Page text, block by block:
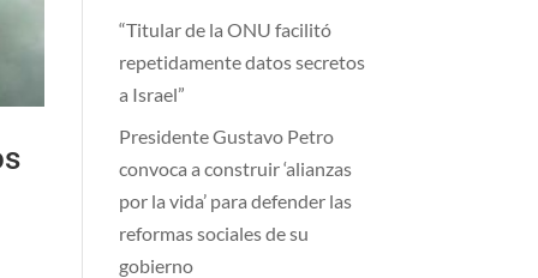
“Titular de la ONU facilitó
repetidamente datos secretos
a Israel”
Presidente Gustavo Petro
convoca a construir ‘alianzas
por la vida’ para defender las
reformas sociales de su
gobierno